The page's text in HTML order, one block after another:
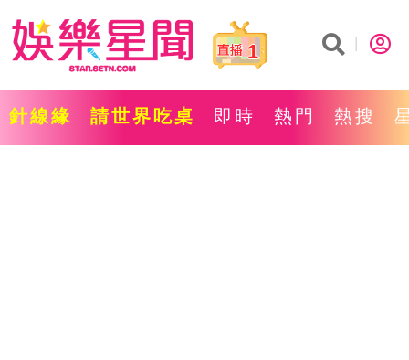
1
針線緣 請世界吃桌 即時 熱門 熱搜